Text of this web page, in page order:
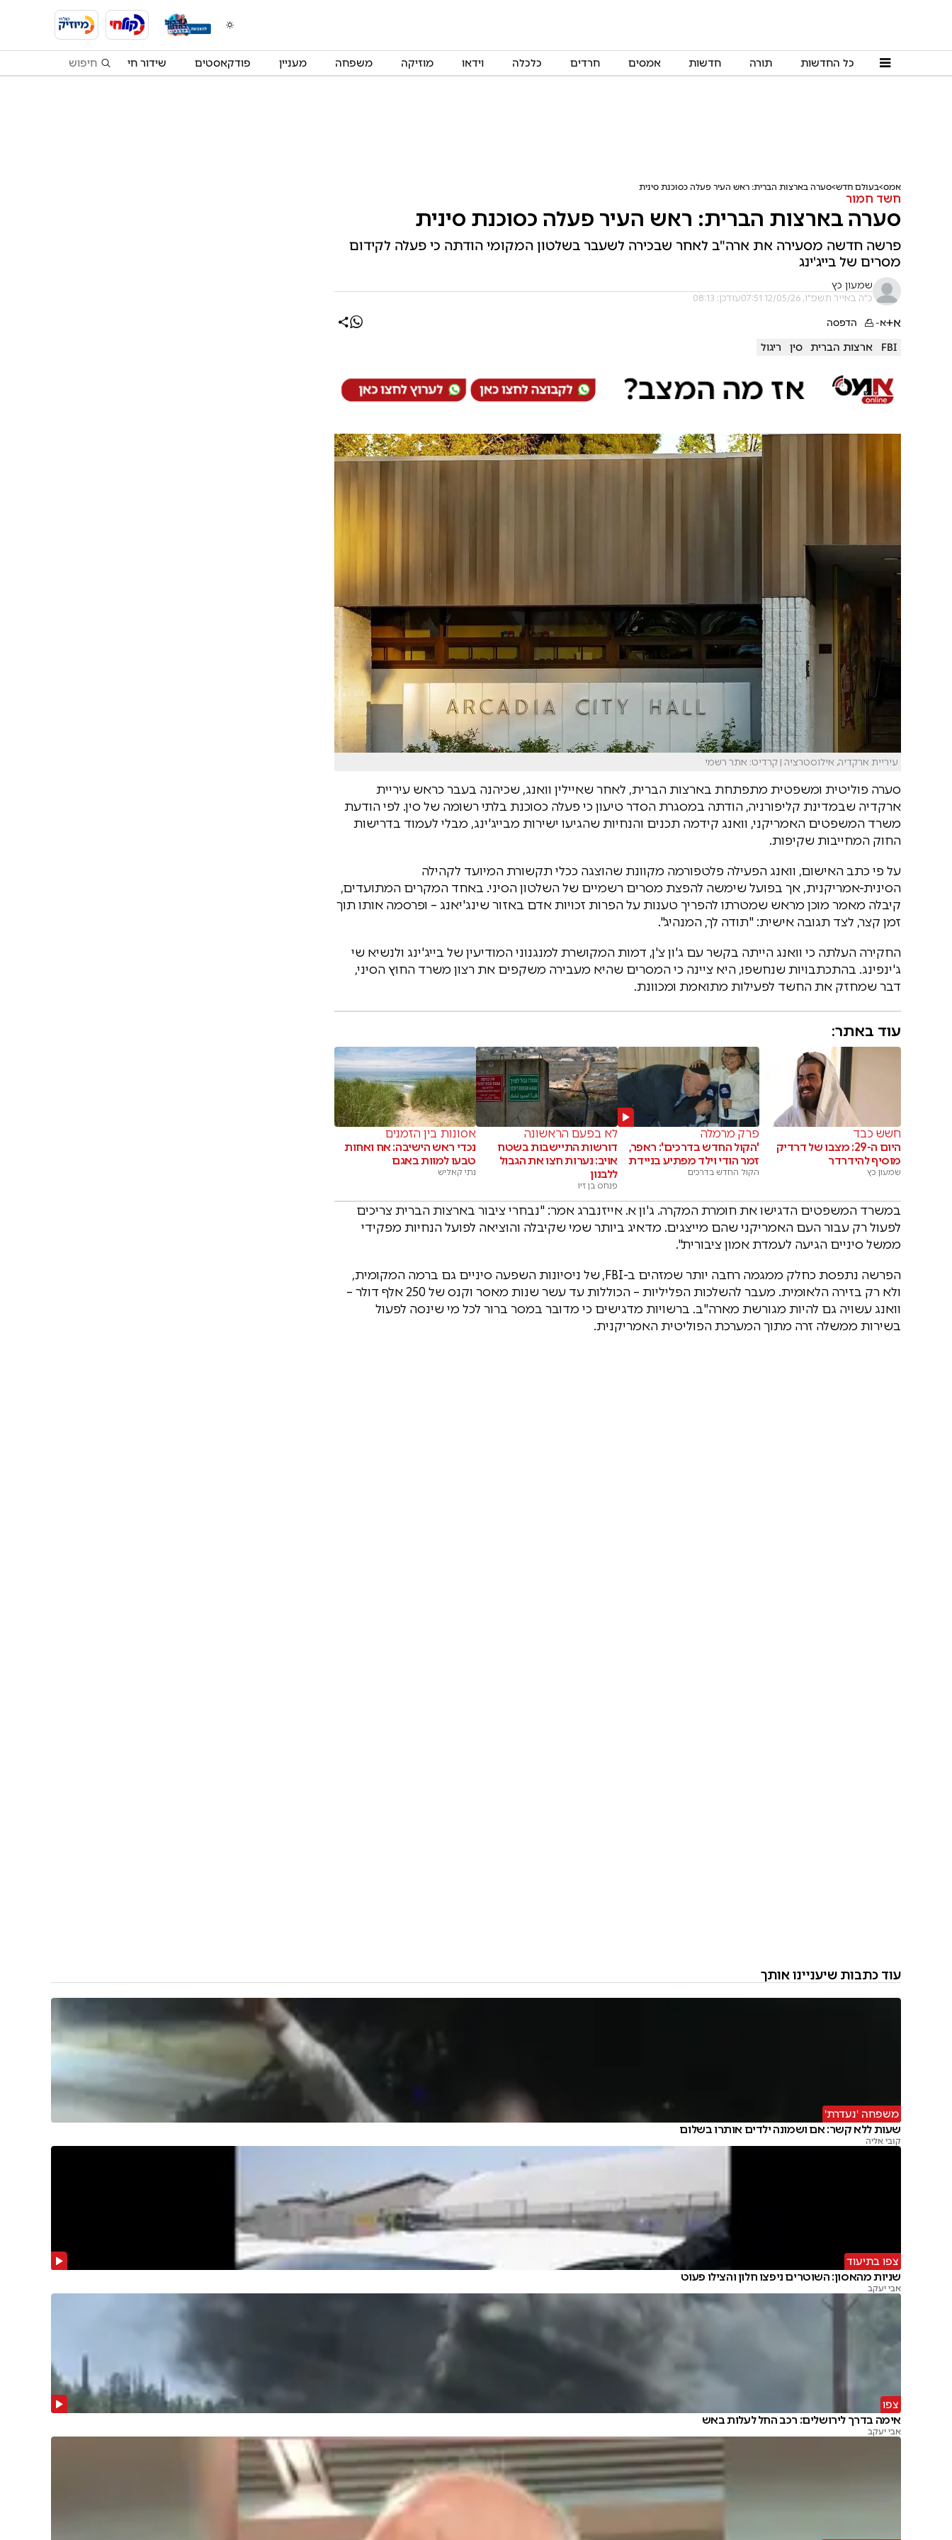
כל החדשות תורה חדשות אמסים חרדים כלכלה וידאו מוזיקה משפחה מעניין פודקאסטים שידור חי
אמס בעולם חדש סערה בארצות הברית: ראש העיר פעלה כסוכנת סינית
חשד חמור
סערה בארצות הברית: ראש העיר פעלה כסוכנת סינית
פרשה חדשה מסעירה את ארה"ב לאחר שבכירה לשעבר בשלטון המקומי הודתה כי פעלה לקידום
מסרים של בייג'ינג
שמעון כץ
כ"ה באייר תשפ"ו, 12/05/26 07:51 עודכן: 08:13
א+א- הדפסה
FBI ארצות הברית סין ריגול
עיריית ארקדיה, אילוסטרציה | קרדיט: אתר רשמי
סערה פוליטית ומשפטית מתפתחת בארצות הברית, לאחר שאיילין וואנג, שכיהנה בעבר כראש עיריית
ארקדיה שבמדינת קליפורניה, הודתה במסגרת הסדר טיעון כי פעלה כסוכנת בלתי רשומה של סין. לפי הודעת
משרד המשפטים האמריקני, וואנג קידמה תכנים והנחיות שהגיעו ישירות מבייג'ינג, מבלי לעמוד בדרישות
החוק המחייבות שקיפות.
על פי כתב האישום, וואנג הפעילה פלטפורמה מקוונת שהוצגה ככלי תקשורת המיועד לקהילה
הסינית-אמריקנית, אך בפועל שימשה להפצת מסרים רשמיים של השלטון הסיני. באחד המקרים המתועדים,
קיבלה מאמר מוכן מראש שמטרתו להפריך טענות על הפרות זכויות אדם באזור שינג'יאנג – ופרסמה אותו תוך
זמן קצר, לצד תגובה אישית: "תודה לך, המנהיג".
החקירה העלתה כי וואנג הייתה בקשר עם ג'ון צ'ן, דמות המקושרת למנגנוני המודיעין של בייג'ינג ולנשיא שי
ג'ינפינג. בהתכתבויות שנחשפו, היא ציינה כי המסרים שהיא מעבירה משקפים את רצון משרד החוץ הסיני,
דבר שמחזק את החשד לפעילות מתואמת ומכוונת.
עוד באתר:
חשש כבד
היום ה-29: מצבו של דרדיק
מוסיף להידרדר
שמעון כץ
פרק מרמלה
'הקול החדש בדרכים': ראפר,
זמר הודי וילד מפתיע בניידת
הקול החדש בדרכים
לא בפעם הראשונה
דורשות התיישבות בשטח
אויב: נערות חצו את הגבול
ללבנון
פנחס בן זיו
אסונות בין הזמנים
נכדי ראש הישיבה: אח ואחות
טבעו למוות באגם
נתי קאליש
במשרד המשפטים הדגישו את חומרת המקרה. ג'ון א. אייזנברג אמר: "נבחרי ציבור בארצות הברית צריכים
לפעול רק עבור העם האמריקני שהם מייצגים. מדאיג ביותר שמי שקיבלה והוציאה לפועל הנחיות מפקידי
ממשל סיניים הגיעה לעמדת אמון ציבורית".
הפרשה נתפסת כחלק ממגמה רחבה יותר שמזהים ב-FBI, של ניסיונות השפעה סיניים גם ברמה המקומית,
ולא רק בזירה הלאומית. מעבר להשלכות הפליליות – הכוללות עד עשר שנות מאסר וקנס של 250 אלף דולר –
וואנג עשויה גם להיות מגורשת מארה"ב. ברשויות מדגישים כי מדובר במסר ברור לכל מי שינסה לפעול
בשירות ממשלה זרה מתוך המערכת הפוליטית האמריקנית.
עוד כתבות שיעניינו אותך
משפחה 'נעדרת'
שעות ללא קשר: אם ושמונה ילדים אותרו בשלום
קובי אליה
צפו בתיעוד
שניות מהאסון: השוטרים ניפצו חלון והצילו פעוט
אבי יעקב
צפו
אימה בדרך לירושלים: רכב החל לעלות באש
אבי יעקב